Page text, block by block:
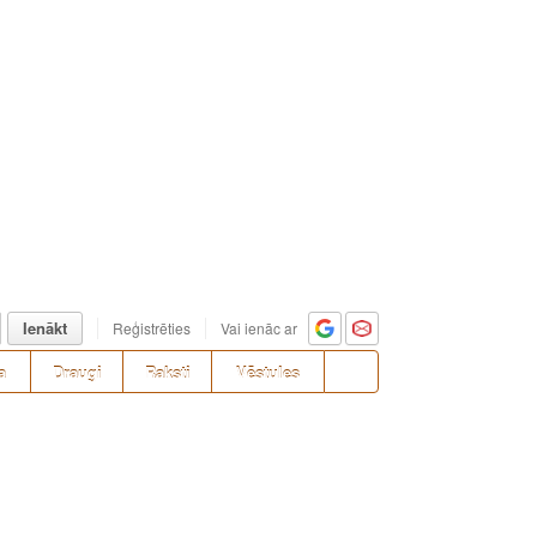
Ienākt Reģistrēties Vai ienāc ar
Draugi Raksti Vēstules